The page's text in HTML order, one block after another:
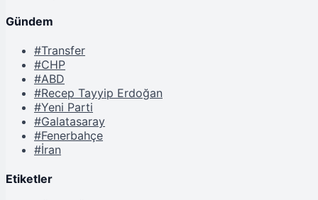
Gündem
#Transfer
#CHP
#ABD
#Recep Tayyip Erdoğan
#Yeni Parti
#Galatasaray
#Fenerbahçe
#İran
Etiketler